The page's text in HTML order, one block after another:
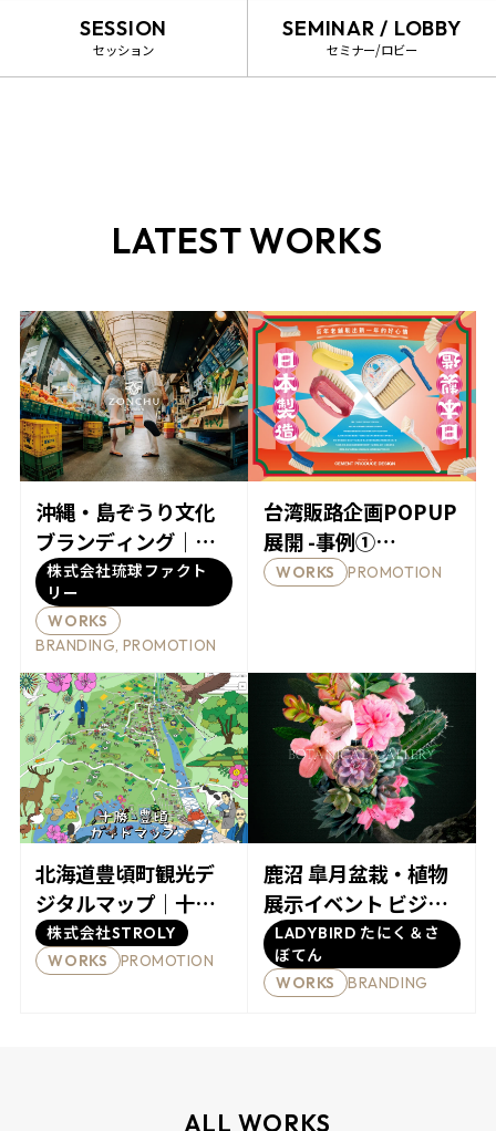
SESSION
セッション
SEMINAR / LOBBY
セミナー/ロビー
LATEST WORKS
沖縄・島ぞうり文化
ブランディング｜
ZONCHU
株式会社琉球ファクト
リー
WORKS
BRANDING, PROMOTION
台湾販路企画POPUP
展開 -事例①
CRASOU
WORKS PROMOTION
北海道豊頃町観光デ
ジタルマップ｜十勝
豊頃ガイドマップ
株式会社STROLY
WORKS
PROMOTION
鹿沼 皐月盆栽・植物
展示イベント ビジュ
アルデザイン｜ THE
BOTANICAL
GALLERY
LADYBIRD たにく＆さ
ぼてん
WORKS
BRANDING
ALL WORKS